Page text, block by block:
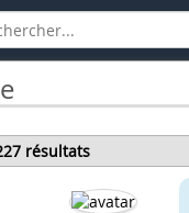
résultats